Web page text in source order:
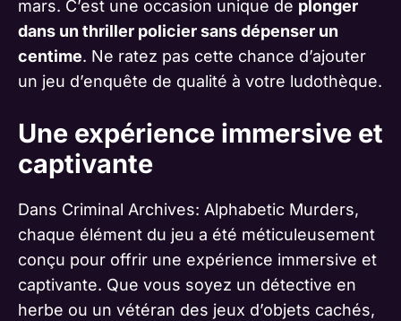
mars. C’est une occasion unique de plonger
dans un thriller policier sans dépenser un
centime. Ne ratez pas cette chance d’ajouter
un jeu d’enquête de qualité à votre ludothèque.
Une expérience immersive et
captivante
Dans Criminal Archives: Alphabetic Murders,
chaque élément du jeu a été méticuleusement
conçu pour offrir une expérience immersive et
captivante. Que vous soyez un détective en
herbe ou un vétéran des jeux d’objets cachés,